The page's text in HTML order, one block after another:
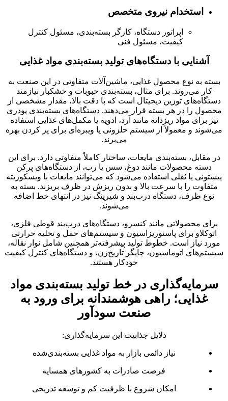
استخدام نیروی متخصص
اپراتور دستگاه، کارگر بسته‌بندی، مسئول کنترل
کیفیت، مسئول فنی
آشنایی با دستگاه‌های تولید بسته‌بندی مواد غذایی
بسته به نوع محصول غذایی، ماشین‌آلات متفاوتی در این صنعت به
کار می‌روند. برای مثال، بسته‌بندی حبوبات و خشکبار نیازمند
دستگاه‌های توزین دیجیتال است که با دقت بالا، مقدار مشخصی از
محصول را در هر بسته قرار می‌دهند. دستگاه‌های بسته‌بندی پودری
نیز برای مواد ریزدانه مانند آرد، ادویه یا مکمل‌های غذایی استفاده
می‌شوند و معمولاً از سیستم حلزونی یا ویبره‌ای برای پر کردن بهره
می‌برند.
در مقابل، بسته‌بندی مایعات، ساختار کاملاً متفاوتی دارد. برای این
دسته محصولات مانند دوغ، سس یا رب، از دستگاه‌های پرکن
پیستونی یا ثقلی استفاده می‌شود که می‌توانند مایعات با ویسکوزیته
متفاوت را با سرعت بالا و بدون ریزش در ظرف بریزند. بسته به
نوع ظرف، دستگاه درب‌بند و شیرینگ نیز در انتهای خط اضافه
می‌شوند.
برای محصولاتی مانند کنسرو، دستگاه‌های درب‌بند قوطی فلزی،
اتوکلاو برای پاستوریزاسیون و سیستم‌های حمل و تخلیه حرارتی
مورد نیاز است. خطوط تولید پیشرفته‌تر همچنین شامل نوار نقاله،
سیستم‌های اتوماسیون، چاپگر تاریخ‌زن، و دستگاه‌های کنترل کیفیت
خودکار هستند.
سرمایه‌گذاری در خط تولید بسته‌بندی مواد
غذایی؛ راهی هوشمندانه برای ورود به
صنعت سودآور
دلایل جذابیت این سرمایه‌گذاری:
نیاز دائمی بازار به مواد غذایی بسته‌بندی‌شده
فرصت صادرات به کشورهای همسایه
امکان شروع با ظرفیت کم و توسعه تدریجی